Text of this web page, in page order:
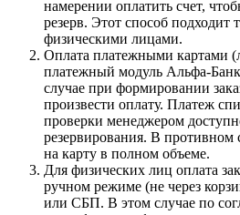
намерении оплатить счет,
резерв. Этот способ подходит
физическими лицами.
Оплата платежными картами
платежный модуль Альфа-
случае при формировании
произвести оплату. Платеж
проверки менеджером
резервирования. В противном
на карту в полном объеме.
Для физических лиц оплата
ручном режиме (не через
или СБП. В этом случае по